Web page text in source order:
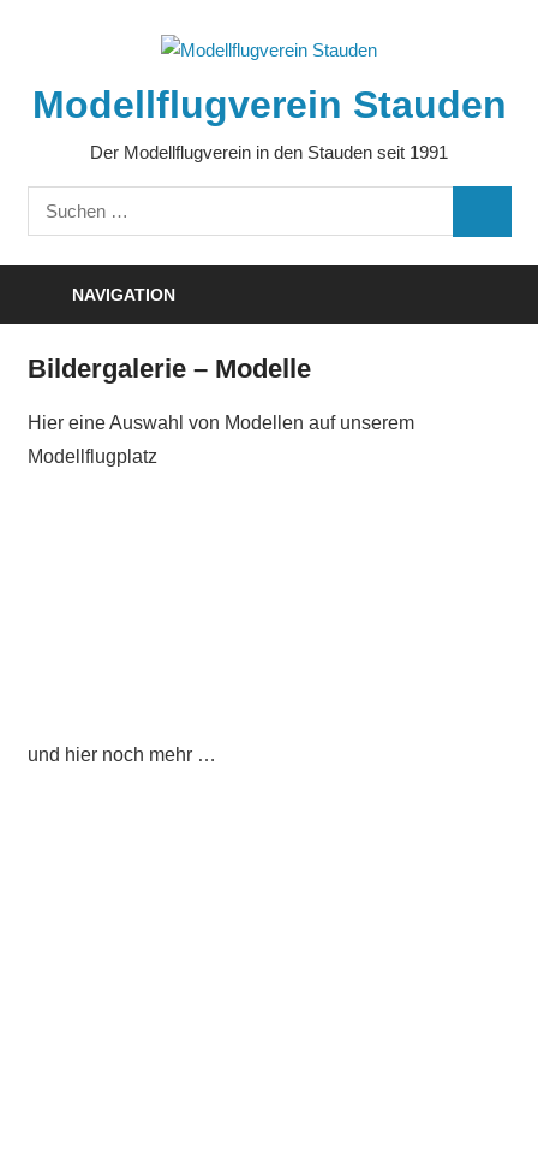
Modellflugverein Stauden
Der Modellflugverein in den Stauden seit 1991
Suchen
nach:
NAVIGATION
Bildergalerie – Modelle
Hier eine Auswahl von Modellen auf unserem
Modellflugplatz
und hier noch mehr …